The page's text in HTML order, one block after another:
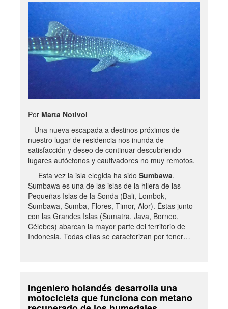
Por Marta Notivol
Una nueva escapada a destinos próximos de
nuestro lugar de residencia nos inunda de
satisfacción y deseo de continuar descubriendo
lugares autóctonos y cautivadores no muy remotos.
Esta vez la isla elegida ha sido Sumbawa.
Sumbawa es una de las islas de la hilera de las
Pequeñas Islas de la Sonda (Bali, Lombok,
Sumbawa, Sumba, Flores, Timor, Alor). Éstas junto
con las Grandes Islas (Sumatra, Java, Borneo,
Célebes) abarcan la mayor parte del territorio de
Indonesia. Todas ellas se caracterizan por tener…
Ingeniero holandés desarrolla una
motocicleta que funciona con metano